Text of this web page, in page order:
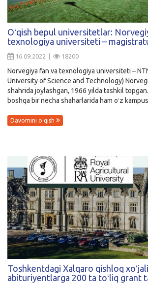
Oʻqish bepul universitetlar:
texnologiya universiteti –
16.09.2022 | 18200
Norvegiya fan va texnologiya universiteti –
University of Science and Technology)
shahrida joylashgan, 1966 yilda tashkil
boshqa bir necha shaharlarida ham oʻz
Davomini o'qish
Toshkentdagi Xalqaro qishloq
abituriyentlarga 200 ta toʻliq grant